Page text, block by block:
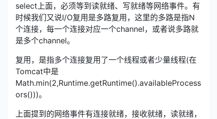
select上面，必须等到读就绪、写就绪等网络事件。有
时候我们又说I/O复用是多路复用，这里的多路是指N
个连接，每一个连接对应一个channel，或者说多路就
是多个channel。
复用，是指多个连接复用了一个线程或者少量线程(在
Tomcat中是
Math.min(2,Runtime.getRuntime().availableProcess
ors()))。
上面提到的网络事件有连接就绪，接收就绪，读就绪，